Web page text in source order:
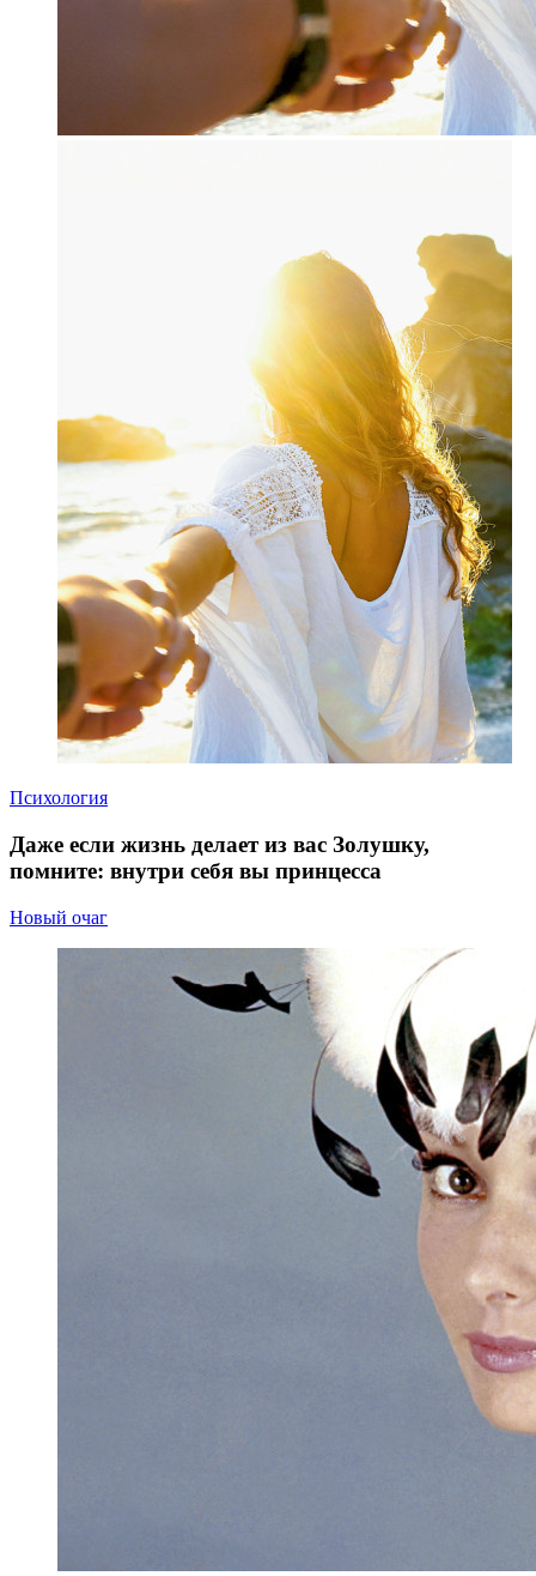
Психология
Даже если жизнь делает из вас Золушку,
помните: внутри себя вы принцесса
Новый очаг